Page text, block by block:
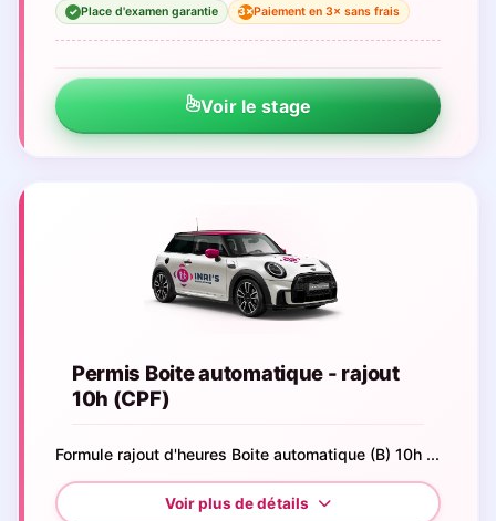
✓ Place d'examen garantie 3×Paiement en 3× sans frais
Voir le stage
Permis Boite automatique - rajout
10h (CPF)
Formule rajout d'heures Boite automatique (B) 10h ...